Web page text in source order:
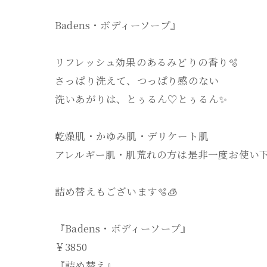
Badens・ボディーソープ』
リフレッシュ効果のあるみどりの香り🫧‪
さっぱり洗えて、つっぱり感のない
洗いあがりは、とぅるん♡とぅるん✨
乾燥肌・かゆみ肌・デリケート肌
アレルギー肌・肌荒れの方は是非一度お使い
詰め替えもございます🫧‪🧊
『Badens・ボディーソープ』
￥3850